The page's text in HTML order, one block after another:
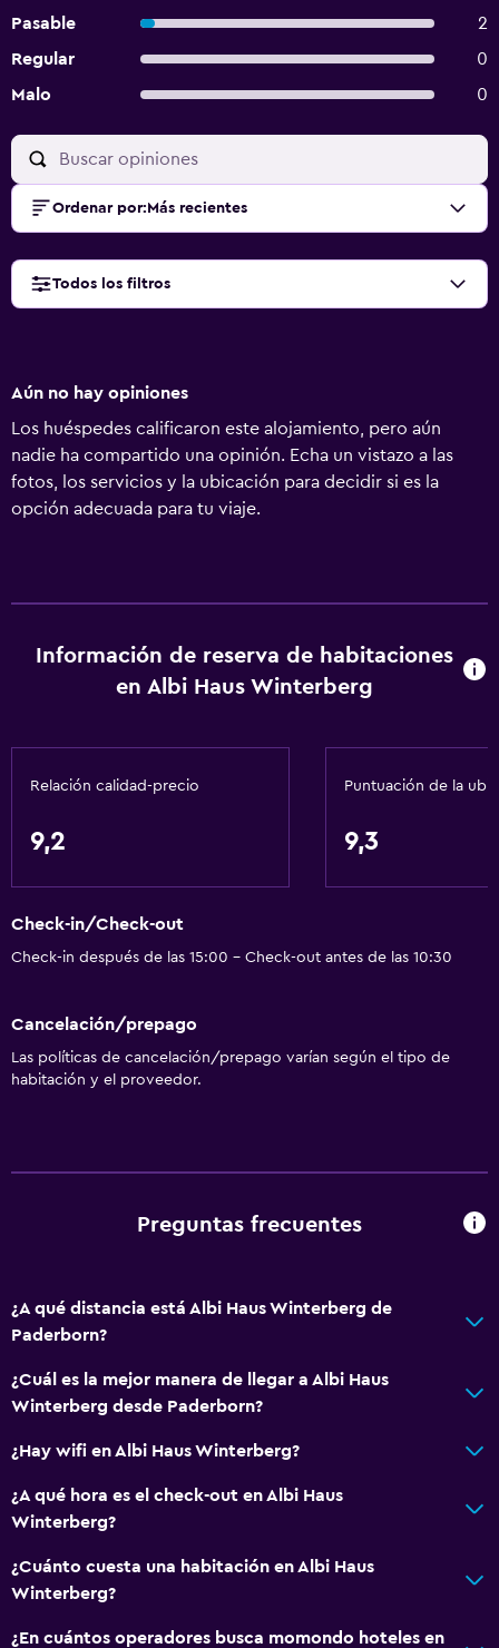
Pasable
2
Regular
0
Malo
0
Ordenar por: Más recientes
Todos los filtros
Aún no hay opiniones
Los huéspedes calificaron este alojamiento, pero aún
nadie ha compartido una opinión. Echa un vistazo a las
fotos, los servicios y la ubicación para decidir si es la
opción adecuada para tu viaje.
Información de reserva de habitaciones
en Albi Haus Winterberg
Relación calidad-precio
9,2
Puntuación de la
9,3
Check-in/Check-out
Check-in después de las 15:00 - Check-out antes de las 10:30
Cancelación/prepago
Las políticas de cancelación/prepago varían según el tipo de
habitación y el proveedor.
Preguntas frecuentes
¿A qué distancia está Albi Haus Winterberg de
Paderborn?
¿Cuál es la mejor manera de llegar a Albi Haus
Winterberg desde Paderborn?
¿Hay wifi en Albi Haus Winterberg?
¿A qué hora es el check-out en Albi Haus
Winterberg?
¿Cuánto cuesta una habitación en Albi Haus
Winterberg?
¿En cuántos operadores busca momondo hoteles en